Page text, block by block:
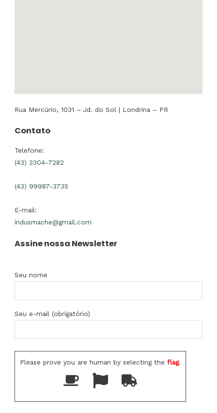
Rua Mercúrio, 1031 – Jd. do Sol | Londrina – PR
Contato
Telefone:
(43) 3304-7282
(43) 99987-3735
E-mail:
indusmache@gmail.com
Assine nossa Newsletter
Seu nome
Seu e-mail (obrigatório)
Please prove you are human by selecting the flag.